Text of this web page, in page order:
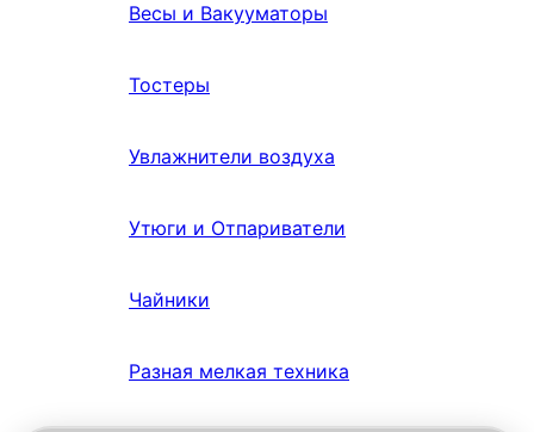
Весы и Вакууматоры
Тостеры
Увлажнители воздуха
Утюги и Отпариватели
Чайники
Разная мелкая техника